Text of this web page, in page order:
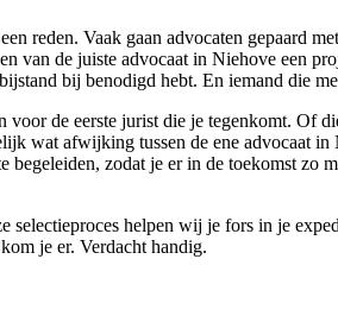
reden. Vaak gaan advocaten gepaard
van de juiste advocaat in Niehove een
bij benodigd hebt. En iemand die
de eerste jurist die je tegenkomt. Of
wat afwijking tussen de ene advocaat
begeleiden, zodat je er in de toekomst
selectieproces helpen wij je fors in je
je er. Verdacht handig.